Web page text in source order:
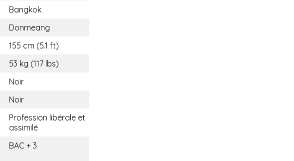
Bangkok
Donmeang
155 cm (5.1 ft)
53 kg (117 lbs)
Noir
Noir
Profession libérale et
assimilé
BAC + 3